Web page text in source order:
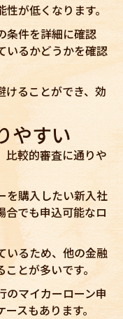
が低くなります。
条件を詳細に確認
いるかどうかを確認
けることができ、効
やすい
比較的審査に通りや
を購入したい新入社
合でも申込可能なロ
いるため、他の金融
ことが多いです。
のマイカーローン申
スもあります。